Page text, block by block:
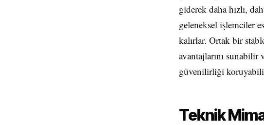
giderek daha hızlı,
geleneksel işlemciler
kalırlar. Ortak bir
avantajlarını
güvenilirliği
Teknik